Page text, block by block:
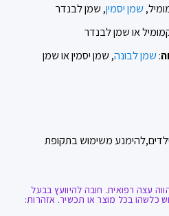
שמן יסמין, שמן לבנדר
או שמן לבנדר
: שמן לבונה, שמן יסמין או שמן
משימוש בתקופת
עצה רפואית. חובה להיוועץ בבעל
כלשהו בכל מוצר או תכשיר. אזהרות: